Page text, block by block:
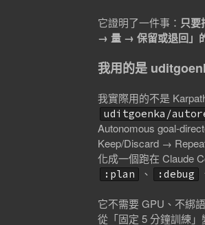
它證明了一件事： 只
→ 量 → 保留或退回」
我用的是
我實際用的不是
uditgoenka/
Autonomous goal-
Keep/Discard →
化成一個跑在 Claude
:plan 、 :debug
它不需要 GPU、不綁
從「固定 5 分鐘訓練